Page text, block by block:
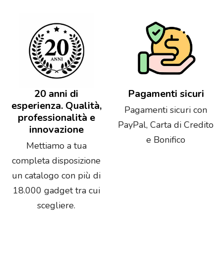
20 anni di
esperienza. Qualità,
professionalità e
innovazione
Mettiamo a tua
completa disposizione
un catalogo con più di
18.000 gadget tra cui
scegliere.
Pagamenti sicuri
Pagamenti sicuri con
PayPal, Carta di Credito
e Bonifico